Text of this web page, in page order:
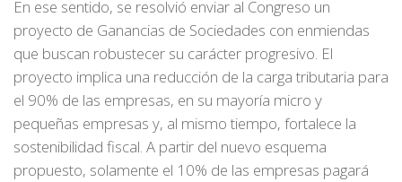
En ese sentido, se resolvió enviar al Congreso un
proyecto de Ganancias de Sociedades con enmiendas
que buscan robustecer su carácter progresivo. El
proyecto implica una reducción de la carga tributaria para
el 90% de las empresas, en su mayoría micro y
pequeñas empresas y, al mismo tiempo, fortalece la
sostenibilidad fiscal. A partir del nuevo esquema
propuesto, solamente el 10% de las empresas pagará